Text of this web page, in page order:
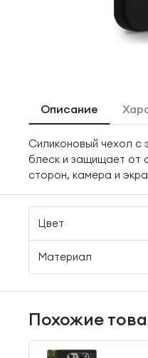
Описание
Силиконовый чехол с
блеск и защищает от
сторон, камера и
Цвет
Материал
Похожие